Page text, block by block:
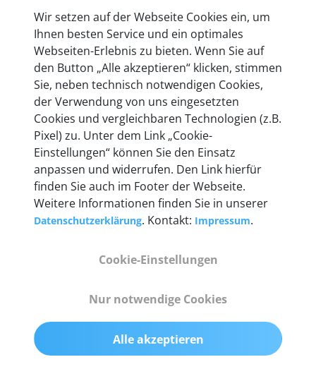
In den Kfz-Diagnosegeräten von autoaid stecken
mehr als 10 Jahre Erfahrung, und auch in Zukunft
entwickeln wir unsere Produkte am Standort in
Berlin laufend weiter. Auf diese Qualität vertrauen
heute mehr als 60.000 Privatkunden und
Unternehmen.
Technische Details &
Lieferumfang
Abmessungen
Gewicht
200 g
Wir setzen auf der Webseite Cookies ein, um
Ihnen besten Service und ein optimales
Webseiten-Erlebnis zu bieten. Wenn Sie auf
den Button „Alle akzeptieren“ klicken, stimmen
Sie, neben technisch notwendigen Cookies,
der Verwendung von uns eingesetzten
Cookies und vergleichbaren Technologien (z.B.
Pixel) zu. Unter dem Link „Cookie-
Einstellungen“ können Sie den Einsatz
anpassen und widerrufen. Den Link hierfür
finden Sie auch im Footer der Webseite.
Weitere Informationen finden Sie in unserer
Datenschutzerklärung. Kontakt: Impressum.
Cookie-Einstellungen
Nur notwendige Cookies
Alle akzeptieren